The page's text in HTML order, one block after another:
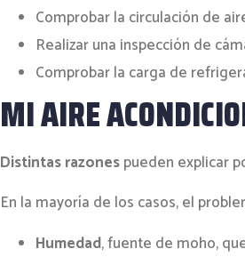
Comprobar la circulación de
Realizar una inspección de
Comprobar la carga de
MI AIRE
Distintas razonespueden explicar
En la mayoría de los casos, el
Humedad, fuente de moho,